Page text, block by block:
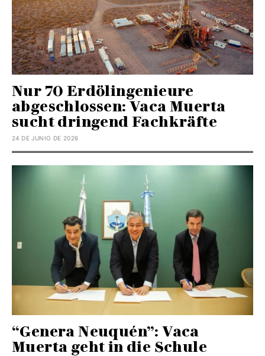
Nur 70 Erdölingenieure
abgeschlossen: Vaca Muerta
sucht dringend Fachkräfte
24 DE JUNIO DE 2026
“Genera Neuquén”: Vaca
Muerta geht in die Schule